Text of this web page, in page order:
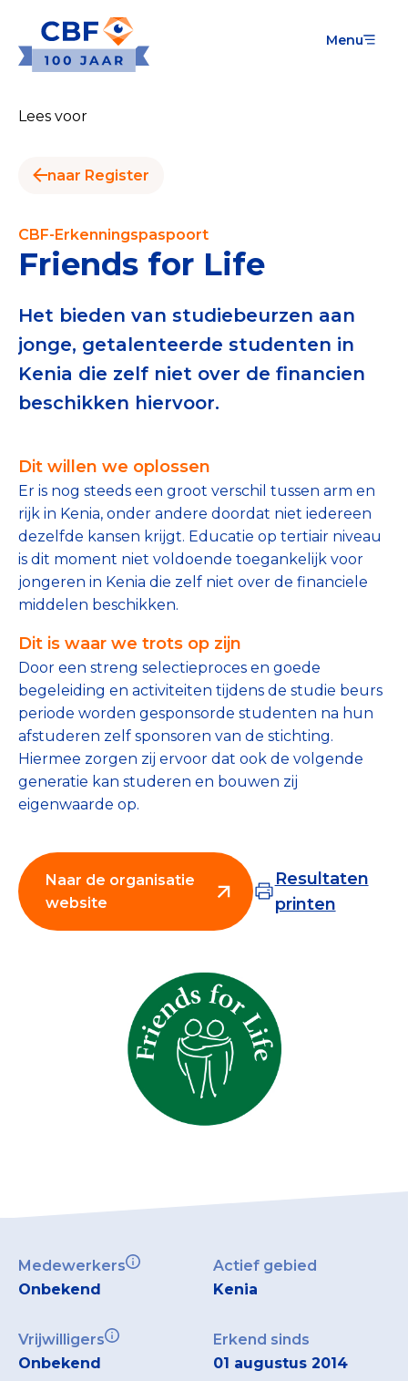
Menu
Goede Doelen
CBF-Erkenning aanvragen
Publiek
Veilig geven met het CBF-keurmerk
Check het CBF-keurmerk van een goed doel
Download de Geef Gerust Checklist
Data & Onderzoek
Betrouwbare data over goede doelen
CBF-publicaties
State of the Sector
Contact & Signalen
Check keurmerk goede doelen
Veelgestelde vragen
Register Erkende Donatieplatformen
Lees voor
naar Register
CBF-Erkenningspaspoort
Friends for Life
Het bieden van studiebeurzen aan
jonge, getalenteerde studenten in
Kenia die zelf niet over de financien
beschikken hiervoor.
Dit willen we oplossen
Er is nog steeds een groot verschil tussen arm en
rijk in Kenia, onder andere doordat niet iedereen
dezelfde kansen krijgt. Educatie op tertiair niveau
is dit moment niet voldoende toegankelijk voor
jongeren in Kenia die zelf niet over de financiele
middelen beschikken.
Dit is waar we trots op zijn
Door een streng selectieproces en goede
begeleiding en activiteiten tijdens de studie beurs
periode worden gesponsorde studenten na hun
afstuderen zelf sponsoren van de stichting.
Hiermee zorgen zij ervoor dat ook de volgende
generatie kan studeren en bouwen zij
eigenwaarde op.
Naar de organisatie
website
Resultaten
printen
Medewerkers
Onbekend
Actief gebied
Kenia
Vrijwilligers
Onbekend
Erkend sinds
01 augustus 2014